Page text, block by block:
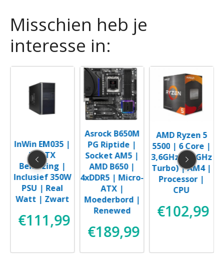
Misschien heb je
interesse in:
InWin EM035 |
M-ATX
Behuizing |
Inclusief 350W
PSU | Real
Watt | Zwart
€111,99
Asrock B650M
PG Riptide |
Socket AM5 |
AMD B650 |
4xDDR5 | Micro-
ATX |
Moederbord |
Renewed
€189,99
AMD Ryzen 5
5500 | 6 Core |
3,6GHz (4,2GHz
Turbo) | AM4 |
Processor |
CPU
€102,99